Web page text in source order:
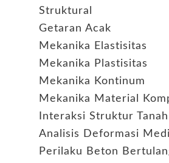
Struktural
Getaran Acak
Mekanika Elastisitas
Mekanika Plastisitas
Mekanika Kontinum
Mekanika Material
Interaksi Struktur Tanah
Analisis Deformasi
Perilaku Beton